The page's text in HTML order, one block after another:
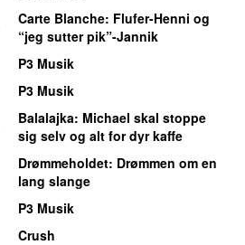
Carte Blanche: Flufer-Henni og
“jeg sutter pik”-Jannik
P3 Musik
P3 Musik
Balalajka: Michael skal stoppe
sig selv og alt for dyr kaffe
Drømmeholdet: Drømmen om en
lang slange
P3 Musik
Crush